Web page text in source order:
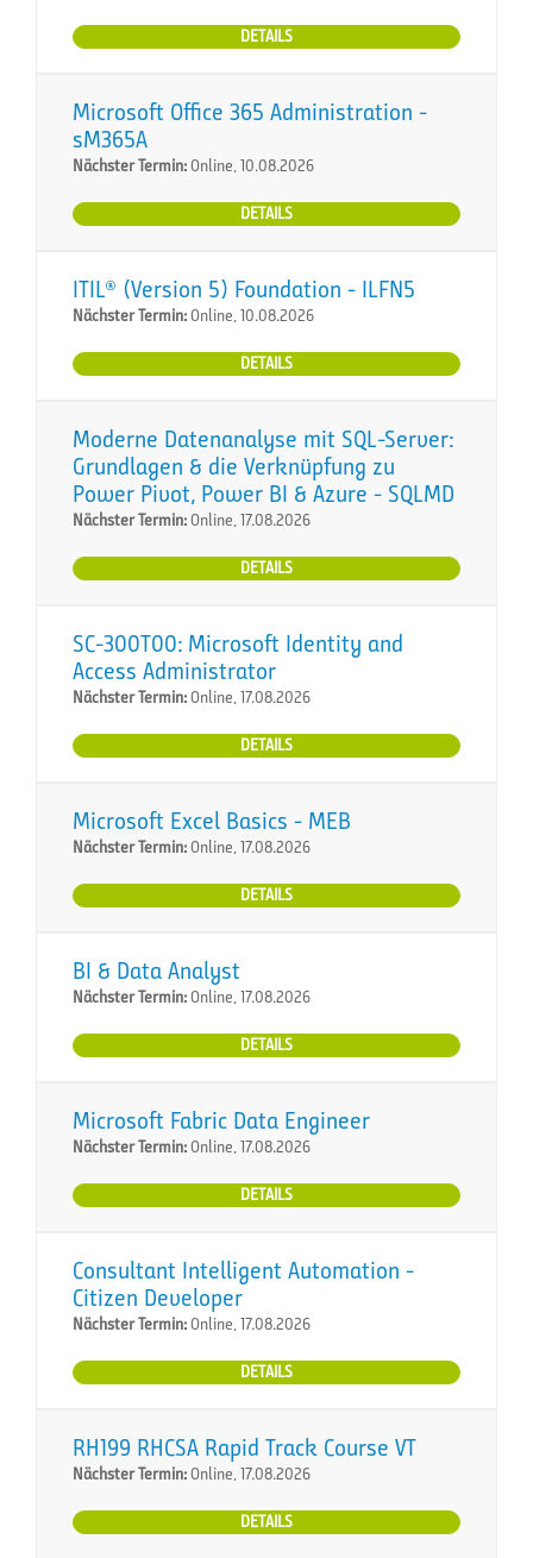
DETAILS
Microsoft Office 365 Administration -
sM365A
Nächster Termin:Online, 10.08.2026
DETAILS
ITIL® (Version 5) Foundation - ILFN5
Nächster Termin:Online, 10.08.2026
DETAILS
Moderne Datenanalyse mit SQL-Server:
Grundlagen & die Verknüpfung zu
Power Pivot, Power BI & Azure - SQLMD
Nächster Termin:Online, 17.08.2026
DETAILS
SC-300T00: Microsoft Identity and
Access Administrator
Nächster Termin:Online, 17.08.2026
DETAILS
Microsoft Excel Basics - MEB
Nächster Termin:Online, 17.08.2026
DETAILS
BI & Data Analyst
Nächster Termin:Online, 17.08.2026
DETAILS
Microsoft Fabric Data Engineer
Nächster Termin:Online, 17.08.2026
DETAILS
Consultant Intelligent Automation -
Citizen Developer
Nächster Termin:Online, 17.08.2026
DETAILS
RH199 RHCSA Rapid Track Course VT
Nächster Termin:Online, 17.08.2026
DETAILS